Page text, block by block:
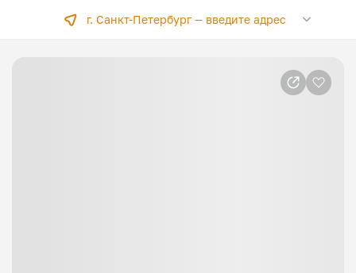
г. Санкт-Петербург —введите адрес